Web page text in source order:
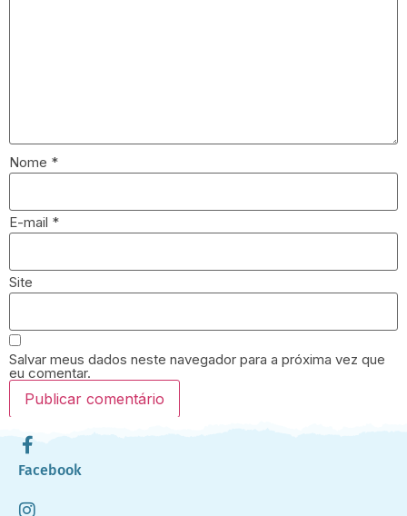
Nome *
E-mail *
Site
Salvar meus dados neste navegador para a próxima vez que
eu comentar.
Facebook